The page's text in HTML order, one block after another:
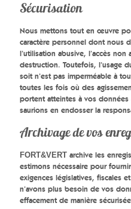
Sécurisation
Nous mettons tout en œuvre
caractère personnel dont nous
l’utilisation abusive, l’accès
destruction. Toutefois, l’usage
soit n’est pas imperméable à
toutes les fois où des
portent atteintes à vos
saurions en endosser la
Archivage de vos
FORT&VERT archive les
estimons nécessaire pour
exigences législatives, fiscales
n’avons plus besoin de vos
effacement de manière